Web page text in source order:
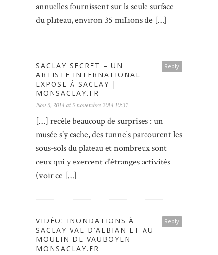
annuelles fournissent sur la seule surface
du plateau, environ 35 millions de […]
Reply
SACLAY SECRET – UN
ARTISTE INTERNATIONAL
EXPOSE À SACLAY |
MONSACLAY.FR
Nov 5, 2014 at 5 novembre 2014 10:37
[…] recèle beaucoup de surprises : un
musée s’y cache, des tunnels parcourent les
sous-sols du plateau et nombreux sont
ceux qui y exercent d’étranges activités
(voir ce […]
Reply
VIDÉO: INONDATIONS À
SACLAY VAL D’ALBIAN ET AU
MOULIN DE VAUBOYEN –
MONSACLAY.FR